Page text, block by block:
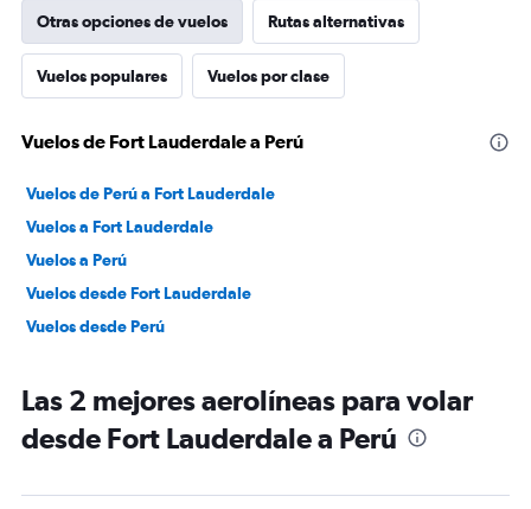
Otras opciones de vuelos Rutas alternativas
Vuelos populares Vuelos por clase
Vuelos de Fort Lauderdale a Perú
Vuelos de Perú a Fort Lauderdale
Vuelos a Fort Lauderdale
Vuelos a Perú
Vuelos desde Fort Lauderdale
Vuelos desde Perú
Las 2 mejores aerolíneas para volar
desde Fort Lauderdale a Perú